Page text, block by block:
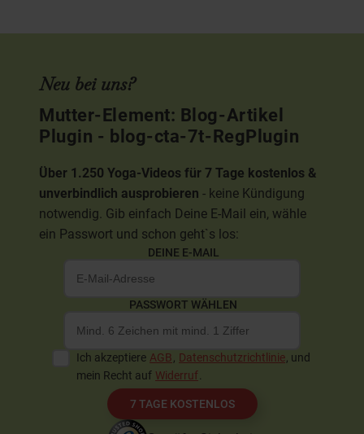
Neu bei uns?
Mutter-Element: Blog-Artikel
Plugin - blog-cta-7t-RegPlugin
Über 1.250 Yoga-Videos für 7 Tage kostenlos &
unverbindlich ausprobieren - keine Kündigung
notwendig. Gib einfach Deine E-Mail ein, wähle
ein Passwort und schon geht`s los:
DEINE E-MAIL
PASSWORT WÄHLEN
Ich akzeptiere AGB, Datenschutzrichtlinie, und
mein Recht auf Widerruf.
7 TAGE KOSTENLOS